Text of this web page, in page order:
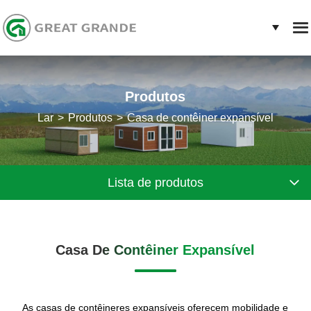
Produtos
Lar Produtos Casa de contêiner expansível
Lista de produtos
Casa De Contêiner Expansível
As casas de contêineres expansíveis oferecem mobilidade e